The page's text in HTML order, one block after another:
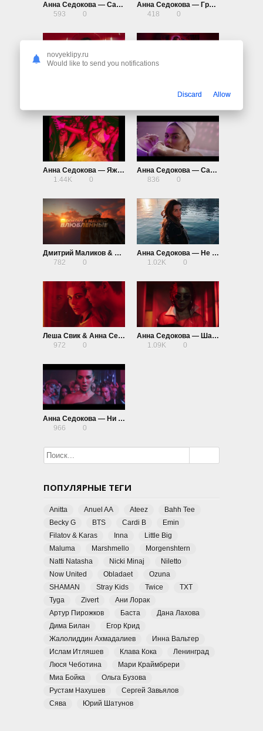
Анна Седокова — Самолёты
593
0
Анна Седокова — Грааль
418
0
0
Анна Седокова — Яжемать
1.44K
0
Анна Седокова — Санта Барбара
836
0
Дмитрий Маликов & Анна Седокова — Влюбленные
782
0
Анна Седокова — Не могу
1.02K
0
Леша Свик & Анна Седокова — Шантарам
972
0
Анна Седокова — Шантарам
1.09K
0
Анна Седокова — Ни слова о нем
966
0
ПОПУЛЯРНЫЕ ТЕГИ
Anitta Anuel AA Ateez
Bahh Tee
Becky G
BTS Cardi B
Emin
Filatov & Karas
Inna
Little Big
Maluma
Marshmello
Morgenshtern
Natti Natasha
Nicki Minaj
Niletto
Now United
Obladaet
Ozuna
SHAMAN
Stray Kids Twice
TXT
Tyga
Zivert
Ани Лорак
Артур Пирожков
Баста
Дана Лахова
Дима Билан
Егор Крид
Жалолиддин Ахмадалиев
Инна Вальтер
Ислам Итляшев
Клава Кока
Ленинград
Люся Чеботина
Мари Краймбрери
Миа Бойка
Ольга Бузова
Рустам Нахушев
Сергей Завьялов
Сява
Юрий Шатунов
novyeklipy.ru
Would like to send you notifications
Discard Allow